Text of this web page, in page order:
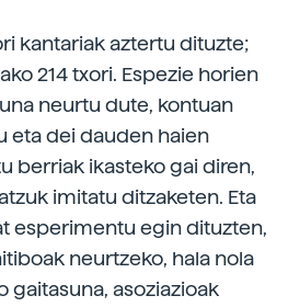
kantariak aztertu dituzte;
214 txori. Espezie horien
neurtu dute, kontuan
eta dei dauden haien
berriak ikasteko gai diren,
imitatu ditzaketen. Eta
esperimentu egin dituzten,
neurtzeko, hala nola
gaitasuna, asoziazioak